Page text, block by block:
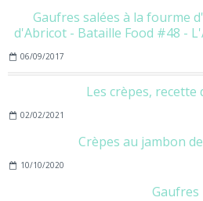
Gaufres salées à la fourme
d'Abricot - Bataille Food #48 -
06/09/2017
Les crèpes, recette
02/02/2021
Crèpes au jambon
10/10/2020
Gaufres